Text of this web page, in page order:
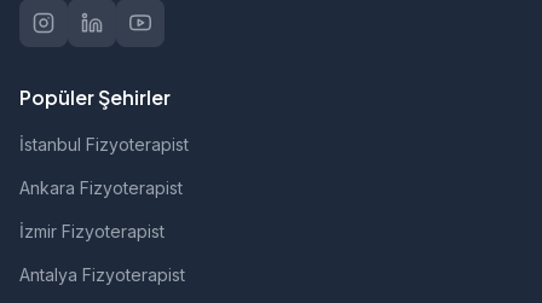
Popüler Şehirler
İstanbul Fizyoterapist
Ankara Fizyoterapist
İzmir Fizyoterapist
Antalya Fizyoterapist